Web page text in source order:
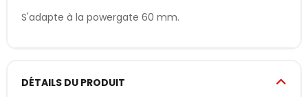
S'adapte à la powergate 60 mm.
DÉTAILS DU PRODUIT